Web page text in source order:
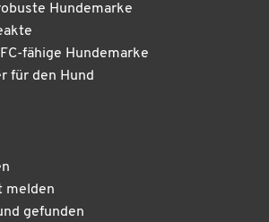
Hundemarke
fähige Hundemarke
für den Hund
melden
gefunden